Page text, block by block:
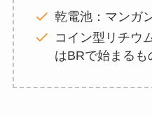
乾電池：マンガ
コイン型リチウ
はBRで始まるも